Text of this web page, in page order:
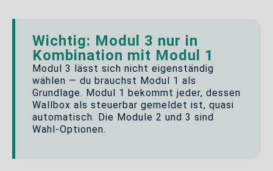
Wichtig: Modul 3 nur in
Kombination mit Modul 1
Modul 3 lässt sich nicht eigenständig
wählen — du brauchst Modul 1 als
Grundlage. Modul 1 bekommt jeder, dessen
Wallbox als steuerbar gemeldet ist, quasi
automatisch. Die Module 2 und 3 sind
Wahl-Optionen.